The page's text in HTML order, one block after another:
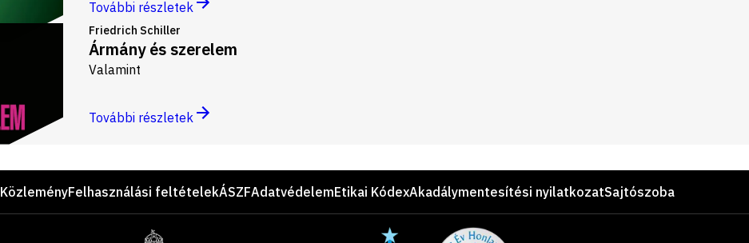
További részletek
Friedrich Schiller
Ármány és szerelem
Valamint
További részletek
KözleményFelhasználási feltételekÁSZFAdatvédelemEtikai KódexAkadálymentesítési nyilatkozatSajtószoba